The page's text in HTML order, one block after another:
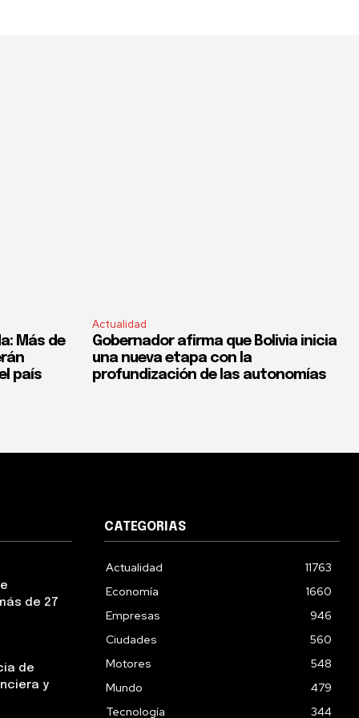
Más de
país
Actualidad
Gobernador afirma que Bolivia inicia
una nueva etapa con la
profundización de las autonomías
de 27
de
y
CATEGORIAS
Actualidad
11763
Economía
1660
Empresas
946
Ciudades
560
Motores
548
Mundo
479
Tecnología
344